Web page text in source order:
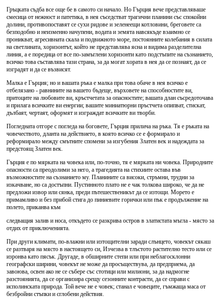
Гръцката съдба все още бе в самото си начало. Но Гърция вече представляваше
смесица от нежност и патетика, в нея съседстват трагични планини със спокойни
долини, противопоставят се сухи ридове и зеленеещи котловини, бреговете са
безподобно и неизменно начупени, водата и земята навсякъде взаимно се
проникват, агресивната скала и подвижното море, постоянните колебания в силата
на светлината, хоризонтът, който не представлява ясна и видима разделителна
линия, а е поредица от все по-замъглени хоризонти като подстъпите на съзнанието,
всичко това съставлява тази страна, за да могат хората в нея да се познаят, да се
изградят и да се възвисят.
Малка е Гърция; но и вашата ръка е малка при това обаче в нея всичко е
отбелязано - равнините на вашето бъдеще, върховете на способностите ви,
притоците на любовите ви, кръстчетата за опасностите; вашата длан съсредоточава
и прилага всичките ви енергии; вашите миниатюрни пръстчета опипват, стискат,
дълбаят, чертаят, оформят и изграждат всичките ви творби.
Погледната отгоре с погледа на боговете, Гърция прилича на ръка. Тя е ръката на
човечеството, дланта на действието, в която всичко се е формирало и
реформирало между смътните спомени за изгубения Златен век и надеждата за
предстоящ Златен век.
Гърция е по мярката на човека или, по-точно, тя е мярката ни човека. Природните
опасности са преодолими за него, а трагедията на стихиите остава във
възможностите на съзнанието му. Планините са високи, стръмни, трудни за
изкачване, но са достъпни. Пустинното плато не е чак толкова широко, че да не
предложи извор или сянка, преди пътешественикът да се изтощи. Морето е
примамливо и без прибой стига до пиниевите горички или пък е продължение на
полето, приканва към
следващия залив и носа, откъдето се разкрива остров в златистата мъгла - място за
отдих от приключенията.
При други климати, по-влажни или изтощителни заради слънцето, човекът сякаш
се разтваря на място в настоящето си, Изчезва в тлъстото растително тесто или се
изронва като пясък. Другаде, в обширните степи или при неблагосклонни
географски ширини, човекът не може да просъществува, да предприема, да
завоюва, освен ако не се събере със стотици или милиони, за да надмогне
разстоянията, да се организира срещу сезонните контрасти, да се справи с
исполинската природа. Той вече не е човек; станал е човеците, гъмжаща маса от
безбройни стъпки и сглобени действия.